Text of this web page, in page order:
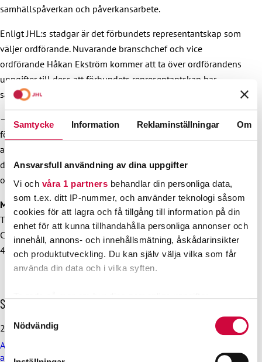
Samtycke Information Reklaminställningar Om
Ansvarsfull användning av dina uppgifter
Vi och våra 1 partners behandlar din personliga data,
som t.ex. ditt IP-nummer, och använder teknologi såsom
cookies för att lagra och få tillgång till information på din
enhet för att kunna tillhandahålla personliga annonser och
innehåll, annons- och innehållsmätning, åskådarinsikter
och produktutveckling. Du kan själv välja vilka som får
använda din data och i vilka syften.
Ta reda på mer om hur dina personliga uppgifter
Du kan ändra eller dra tillbaka ditt samtycke när som
Nödvändig
samhällspåverkan och påverkansarbete.
Enligt JHL:s stadgar är det förbundets representantskap som
väljer ordförande. Nuvarande branschchef och vice
ordförande Håkan Ekström kommer att ta över ordförandens
uppgifter till dess att förbundets representantskap har
sammanträtt för att behandla frågan.
– JHL:s mål är fortfarande att delta och diskutera vid alla
förhandlingsbord där man behandlar våra medlemmars
anställningsvillkor. Vi fortsätter intensivt med våra
diskussioner med FFC, summerar Håkan Ekström, tillfällig
ordförande.
Mer information:
Tf. ordförande Håkan Ekström, tfn 040 828 2865
Chef för samhällsrelationer, Päivi Niemi-Laine, tfn. 040 702
4772
H
o
p
p
a
ö
Senaste nyheterna
29.6.2026
Arbetsdomstolen dömde Helsingfors stad till böter på grund
av brott mot kollektivavtal